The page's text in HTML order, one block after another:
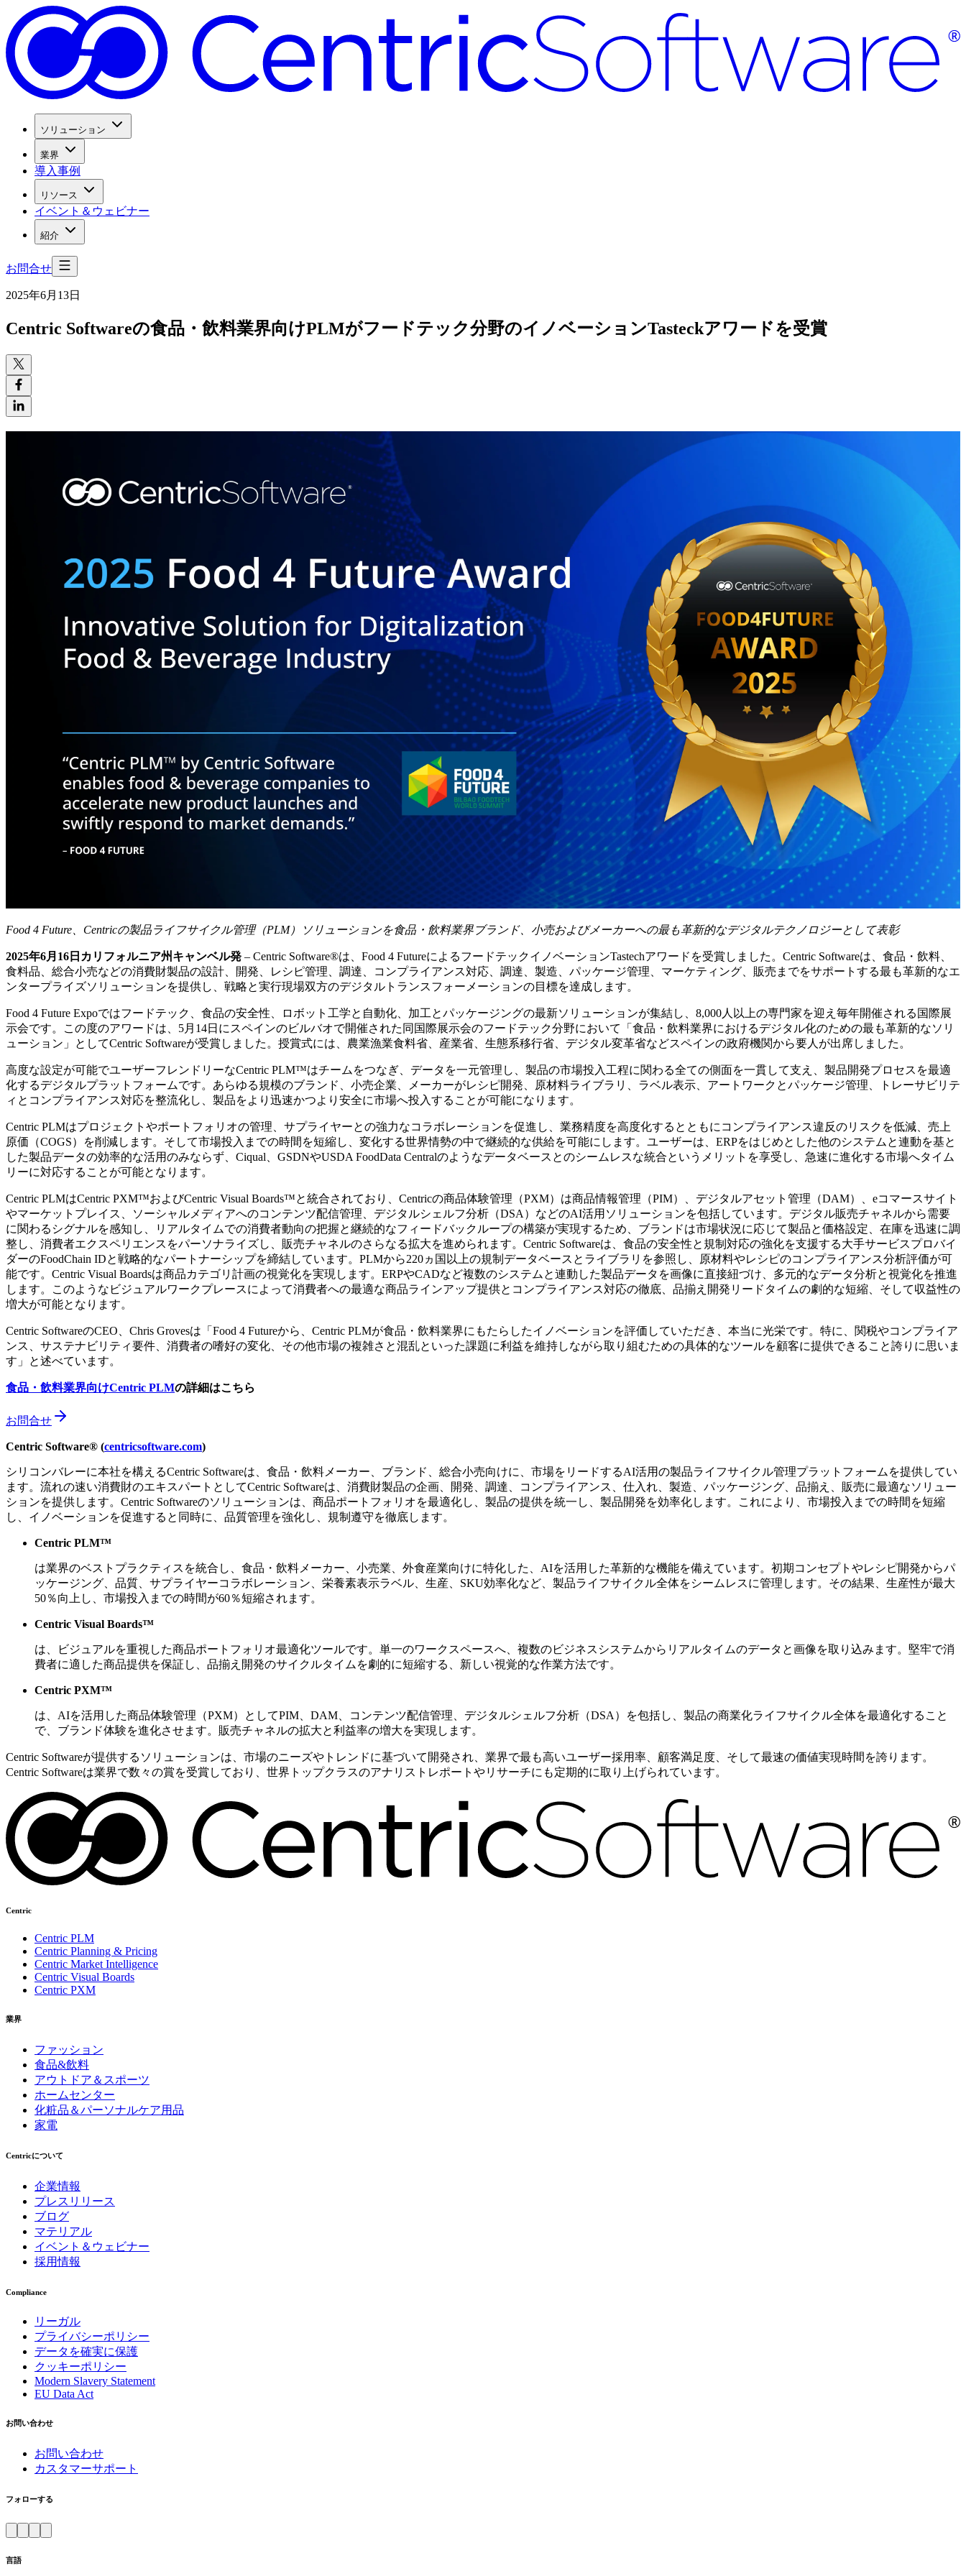
ソリューション
業界
導入事例
リソース
イベント＆ウェビナー
紹介
お問合せ
2025年6月13日
Centric Softwareの食品・ 飲料業界向けPLMがフードテック分野のイノベーションTasteckアワードを受賞
Food 4 Future、 Centricの製品ライフサイクル管理（PLM）ソリューションを食品 ・ 飲料業界ブランド、小売およびメーカーへの最も革新的なデジタルテクノロジーとして表彰
2025年6月 16 日カリフォルニア州キャンベル発 – Centric Software®は、Food 4 FutureによるフードテックイノベーションTastechアワードを受賞しました。Centric Softwareは、食品・飲料、
食料品、総合小売などの消費財製品の設計、開発、レシピ管理、調達、コンプライアンス対応、調達、製造、パッケージ管理、マーケティング、販売までをサポートする最も革新的なエ
ンタープライズソリューションを提供し、戦略と実行現場双方のデジタルトランスフォーメーションの目標を達成します。
Food 4 Future Expoではフードテック、食品の安全性、ロボット工学と自動化、加工とパッケージングの最新ソリューションが集結し、8,000人以上の専門家を迎え毎年開催される国際展
示会です。この度のアワードは、5月14日にスペインのビルバオで開催された同国際展示会のフードテック分野において「食品・飲料業界におけるデジタル化のための最も革新的なソリ
ューション」としてCentric Softwareが受賞しました。授賞式には、農業漁業食料省、産業省、生態系移行省、デジタル変革省などスペインの政府機関から要人が出席しました。
高度な設定が可能でユーザーフレンドリーなCentric PLM™はチームをつなぎ、データを一元管理し、製品の市場投入工程に関わる全ての側面を一貫して支え、製品開発プロセスを最適
化するデジタルプラットフォームです。あらゆる規模のブランド、小売企業、メーカーがレシピ開発、原材料ライブラリ、ラベル表示、アートワークとパッケージ管理、トレーサビリテ
ィとコンプライアンス対応を整流化し、製品をより迅速かつより安全に市場へ投入することが可能になります。
Centric PLMはプロジェクトやポートフォリオの管理、サプライヤーとの強力なコラボレーションを促進し、業務精度を高度化するとともにコンプライアンス違反のリスクを低減、売上
原価（COGS）を削減します。そして市場投入までの時間を短縮し、変化する世界情勢の中で継続的な供給を可能にします。ユーザーは、ERPをはじめとした他のシステムと連動を基と
した製品データの効率的な活用のみならず、Ciqual、GSDNやUSDA FoodData Centralのようなデータベースとのシームレスな統合というメリットを享受し、急速に進化する市場へタイム
リーに対応することが可能となります。
Centric PLMはCentric PXM™およびCentric Visual Boards™と統合されており、Centricの商品体験管理（PXM）は商品情報管理（PIM）、デジタルアセット管理（DAM）、eコマースサイト
やマーケットプレイス、ソーシャルメディアへのコンテンツ配信管理、デジタルシェルフ分析（DSA）などのAI活用ソリューションを包括しています。デジタル販売チャネルから需要
に関わるシグナルを感知し、リアルタイムでの消費者動向の把握と継続的なフィードバックループの構築が実現するため、ブランドは市場状況に応じて製品と価格設定、在庫を迅速に調
整し、消費者エクスペリエンスをパーソナライズし、販売チャネルのさらなる拡大を進められます。Centric Softwareは、食品の安全性と規制対応の強化を支援する大手サービスプロバイ
ダーのFoodChain IDと戦略的なパートナーシップを締結しています。PLMから220ヵ国以上の規制データベースとライブラリを参照し、原材料やレシピのコンプライアンス分析評価が可
能です。Centric Visual Boardsは商品カテゴリ計画の視覚化を実現します。ERPやCADなど複数のシステムと連動した製品データを画像に直接紐づけ、多元的なデータ分析と視覚化を推進
します。このようなビジュアルワークプレースによって消費者への最適な商品ラインアップ提供とコンプライアンス対応の徹底、品揃え開発リードタイムの劇的な短縮、そして収益性の
増大が可能となります。
Centric SoftwareのCEO、Chris Grovesは「Food 4 Futureから、Centric PLMが食品・飲料業界にもたらしたイノベーションを評価していただき、本当に光栄です。特に、関税やコンプライア
ンス、サステナビリティ要件、消費者の嗜好の変化、その他市場の複雑さと混乱といった課題に利益を維持しながら取り組むための具体的なツールを顧客に提供できること誇りに思いま
す」と述べています。
食品 ・ 飲料業界向けCentric PLMの詳細はこちら
お問合せ
Centric Software® (centricsoftware.com)
シリコンバレーに本社を構えるCentric Softwareは、食品・飲料メーカー、ブランド、総合小売向けに、市場をリードするAI活用の製品ライフサイクル管理プラットフォームを提供してい
ます。流れの速い消費財のエキスパートとしてCentric Softwareは、消費財製品の企画、開発、調達、コンプライアンス、仕入れ、製造、パッケージング、品揃え、販売に最適なソリュー
ションを提供します。Centric Softwareのソリューションは、商品ポートフォリオを最適化し、製品の提供を統一し、製品開発を効率化します。これにより、市場投入までの時間を短縮
し、イノベーションを促進すると同時に、品質管理を強化し、規制遵守を徹底します。
Centric PLM™
は業界のベストプラクティスを統合し、食品・飲料メーカー、小売業、外食産業向けに特化した、AIを活用した革新的な機能を備えています。初期コンセプトやレシピ開発からパ
ッケージング、品質、サプライヤーコラボレーション、栄養素表示ラベル、生産、SKU効率化など、製品ライフサイクル全体をシームレスに管理します。その結果、生産性が最大
50％向上し、市場投入までの時間が60％短縮されます。
Centric Visual Boards™
は、ビジュアルを重視した商品ポートフォリオ最適化ツールです。単一のワークスペースへ、複数のビジネスシステムからリアルタイムのデータと画像を取り込みます。堅牢で消
費者に適した商品提供を保証し、品揃え開発のサイクルタイムを劇的に短縮する、新しい視覚的な作業方法です。
Centric PXM™
は、AIを活用した商品体験管理（PXM）としてPIM、DAM、コンテンツ配信管理、デジタルシェルフ分析（DSA）を包括し、製品の商業化ライフサイクル全体を最適化すること
で、ブランド体験を進化させます。販売チャネルの拡大と利益率の増大を実現します。
Centric Softwareが提供するソリューションは、市場のニーズやトレンドに基づいて開発され、業界で最も高いユーザー採用率、顧客満足度、そして最速の価値実現時間を誇ります。
Centric Softwareは業界で数々の賞を受賞しており、世界トップクラスのアナリストレポートやリサーチにも定期的に取り上げられています。
Centric
Centric PLM
Centric Planning & Pricing
Centric Market Intelligence
Centric Visual Boards
Centric PXM
業界
ファッション
食品&飲料
アウトドア＆スポーツ
ホームセンター
化粧品＆パーソナルケア用品
家電
Centricについて
企業情報
プレスリリース
ブログ
マテリアル
イベント＆ウェビナー
採用情報
Compliance
リーガル
プライバシーポリシー
データを確実に保護
クッキーポリシー
Modern Slavery Statement
EU Data Act
お問い合わせ
お問い合わせ
カスタマーサポート
フォローする
言語